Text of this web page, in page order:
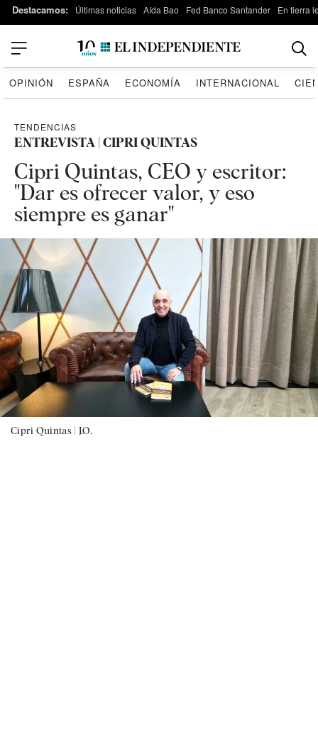
Destacamos: Últimas noticias Aída Bao Fed Banco Santander En tierra
OPINIÓN ESPAÑA ECONOMÍA INTERNACIONAL
TENDENCIAS
ENTREVISTA | CIPRI QUINTAS
Cipri Quintas, CEO y escritor:
"Dar es ofrecer valor, y eso
siempre es ganar"
Cipri Quintas | J.O.